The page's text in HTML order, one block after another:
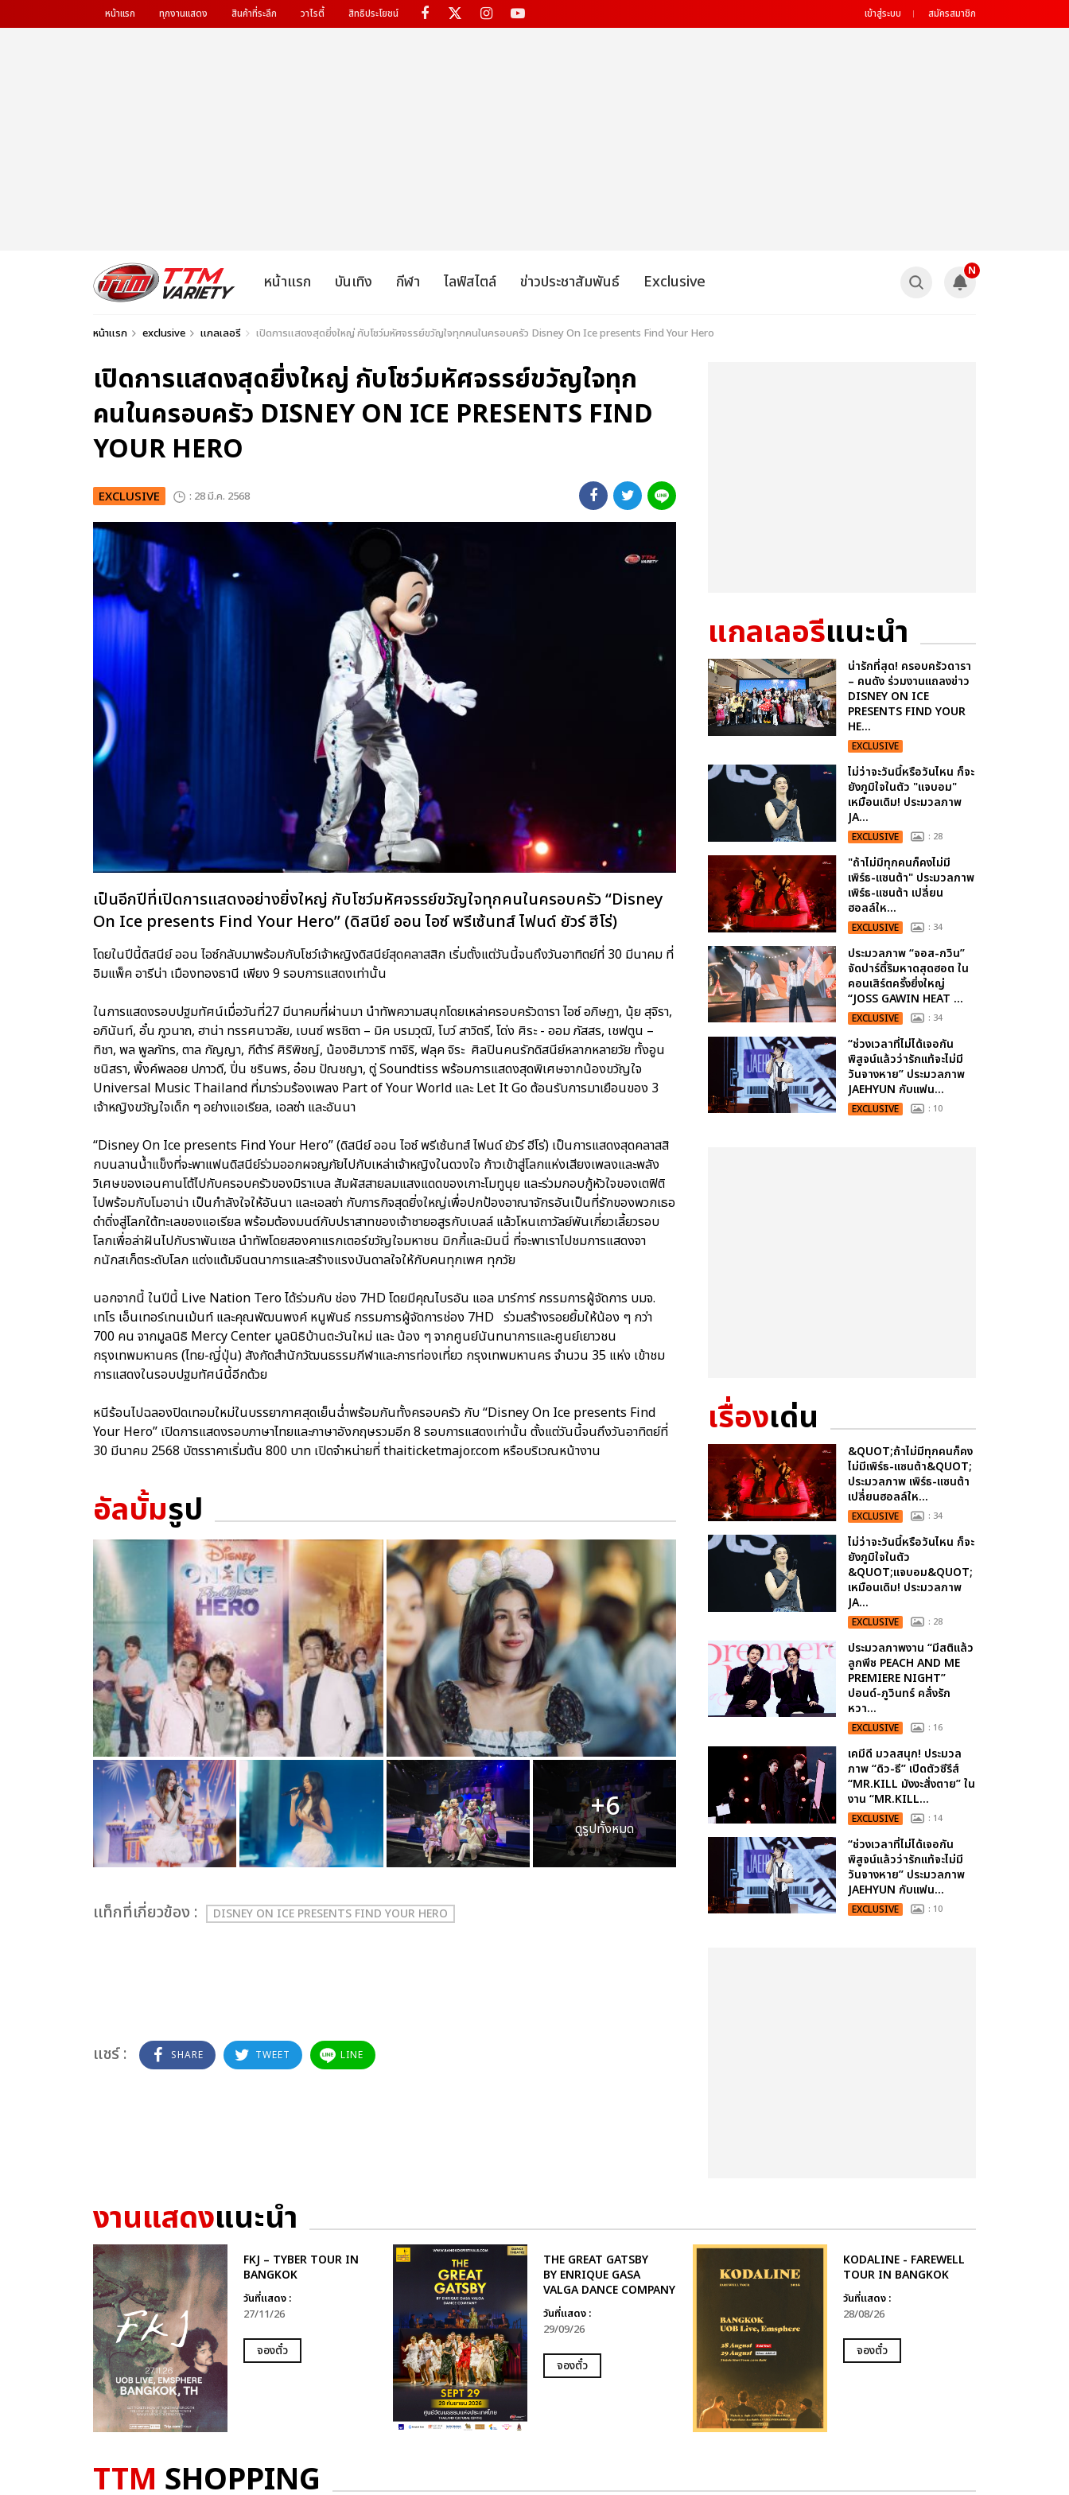
หน้าแรก ทุกงานแสดง สินค้าที่ระลึก วาไรตี้ สิทธิประโยชน์ เข้าสู่ระบบ สมัครสมาชิก
หน้าแรก บันเทิง กีฬา ไลฟ์สไตล์ ข่าวประชาสัมพันธ์ Exclusive
N
หน้าแรก exclusive แกลเลอรี เปิดการแสดงสุดยิ่งใหญ่ กับโชว์มหัศจรรย์ขวัญใจทุกคนในครอบครัว Disney On Ice presents Find Your Hero
เปิดการแสดงสุดยิ่งใหญ่ กับโชว์มหัศจรรย์ขวัญใจทุก
คนในครอบครัว DISNEY ON ICE PRESENTS FIND
YOUR HERO
EXCLUSIVE : 28 มี.ค. 2568
เป็นอีกปีที่เปิดการแสดงอย่างยิ่งใหญ่ กับโชว์มหัศจรรย์ขวัญใจทุกคนในครอบครัว “Disney
On Ice presents Find Your Hero” (ดิสนีย์ ออน ไอซ์ พรีเซ้นทส์ ไฟนด์ ยัวร์ ฮีโร่)
โดยในปีนี้ดิสนีย์ ออน ไอซ์กลับมาพร้อมกับโชว์เจ้าหญิงดิสนีย์สุดคลาสสิก เริ่มตั้งแต่วันนี้จนถึงวันอาทิตย์ที่ 30 มีนาคม ที่
อิมแพ็ค อารีน่า เมืองทองธานี เพียง 9 รอบการแสดงเท่านั้น
ในการแสดงรอบปฐมทัศน์เมื่อวันที่27 มีนาคมที่ผ่านมา นำทัพความสนุกโดยเหล่าครอบครัวดารา ไอซ์ อภิษฎา, นุ้ย สุจิรา,
อภินันท์, อั๋น ภูวนาถ, ฮาน่า ทรรศนาวลัย, เบนซ์ พรชิตา – มิค บรมวุฒิ, โบว์ สาวิตรี, โด่ง ศิระ - ออม ภัสสร, เชฟตูน –
ทิชา, พล พูลภัทร, ตาล กัญญา, กีต้าร์ ศิริพิชญ์, น้องฮิมาวาริ ทาจิริ, ฟลุค จิระ ศิลปินคนรักดิสนีย์หลากหลายวัย ทั้งอูน
ชนิสรา, พิ้งค์พลอย ปภาวดี, ปิ่น ชรินพร, อ๋อม ปัณชญา, ตู่ Soundtiss พร้อมการแสดงสุดพิเศษจากน้องขวัญใจ
Universal Music Thailand ที่มาร่วมร้องเพลง Part of Your World และ Let It Go ต้อนรับการมาเยือนของ 3
เจ้าหญิงขวัญใจเด็ก ๆ อย่างแอเรียล, เอลซ่า และอันนา
“Disney On Ice presents Find Your Hero” (ดิสนีย์ ออน ไอซ์ พรีเซ้นทส์ ไฟนด์ ยัวร์ ฮีโร่) เป็นการแสดงสุดคลาสสิ
กบนลานน้ำแข็งที่จะพาแฟนดิสนีย์ร่วมออกผจญภัยไปกับเหล่าเจ้าหญิงในดวงใจ ก้าวเข้าสู่โลกแห่งเสียงเพลงและพลัง
วิเศษของเอนคานโต้ไปกับครอบครัวของมิราเบล สัมผัสสายลมแสงแดดของเกาะโมทูนุย และร่วมกอบกู้หัวใจของเตฟิติ
ไปพร้อมกับโมอาน่า เป็นกำลังใจให้อันนา และเอลซ่า กับภารกิจสุดยิ่งใหญ่เพื่อปกป้องอาณาจักรอันเป็นที่รักของพวกเธอ
ดำดิ่งสู่โลกใต้ทะเลของแอเรียล พร้อมต้องมนต์กับปราสาทของเจ้าชายอสูรกับเบลล์ แล้วโหนเถาวัลย์พันเกี่ยวเลี้ยวรอบ
โลกเพื่อล่าฝันไปกับราพันเซล นำทัพโดยสองคาแรกเตอร์ขวัญใจมหาชน มิกกี้และมินนี่ ที่จะพาเราไปชมการแสดงจา
กนักสเก็ตระดับโลก แต่งแต้มจินตนาการและสร้างแรงบันดาลใจให้กับคนทุกเพศ ทุกวัย
นอกจากนี้ ในปีนี้ Live Nation Tero ได้ร่วมกับ ช่อง 7HD โดยมีคุณไบรอัน แอล มาร์การ์ กรรมการผู้จัดการ บมจ.
เทโร เอ็นเทอร์เทนเม้นท์ และคุณพัฒนพงค์ หนูพันธ์ กรรมการผู้จัดการช่อง 7HD ร่วมสร้างรอยยิ้มให้น้อง ๆ กว่า
700 คน จากมูลนิธิ Mercy Center มูลนิธิบ้านตะวันใหม่ และ น้อง ๆ จากศูนย์นันทนาการและศูนย์เยาวชน
กรุงเทพมหานคร (ไทย-ญี่ปุ่น) สังกัดสำนักวัฒนธรรมกีฬาและการท่องเที่ยว กรุงเทพมหานคร จำนวน 35 แห่ง เข้าชม
การแสดงในรอบปฐมทัศน์นี้อีกด้วย
หนีร้อนไปฉลองปิดเทอมใหม่ในบรรยากาศสุดเย็นฉ่ำพร้อมกันทั้งครอบครัว กับ “Disney On Ice presents Find
Your Hero” เปิดการแสดงรอบภาษาไทยและภาษาอังกฤษรวมอีก 8 รอบการแสดงเท่านั้น ตั้งแต่วันนี้จนถึงวันอาทิตย์ที่
30 มีนาคม 2568 บัตรราคาเริ่มต้น 800 บาท เปิดจำหน่ายที่ thaiticketmajor.com หรือบริเวณหน้างาน
อัลบั้มรูป
+6
ดูรูปทั้งหมด
เเท็กที่เกี่ยวข้อง : DISNEY ON ICE PRESENTS FIND YOUR HERO
แชร์ : SHARE TWEET LINE
แกลเลอรีแนะนำ
น่ารักที่สุด! ครอบครัวดารา
– คนดัง ร่วมงานแถลงข่าว
DISNEY ON ICE
PRESENTS FIND YOUR
HE...
EXCLUSIVE
ไม่ว่าจะวันนี้หรือวันไหน ก็จะ
ยังภูมิใจในตัว "แจบอม"
เหมือนเดิม! ประมวลภาพ
JA...
EXCLUSIVE : 28
"ถ้าไม่มีทุกคนก็คงไม่มี
เพิร์ธ-แซนต้า" ประมวลภาพ
เพิร์ธ-แซนต้า เปลี่ยน
ฮอลล์ให...
EXCLUSIVE : 34
ประมวลภาพ “จอส-กวิน”
จัดปาร์ตี้ริมหาดสุดฮอต ใน
คอนเสิร์ตครั้งยิ่งใหญ่
“JOSS GAWIN HEAT ...
EXCLUSIVE : 34
“ช่วงเวลาที่ไม่ได้เจอกัน
พิสูจน์แล้วว่ารักแท้จะไม่มี
วันจางหาย” ประมวลภาพ
JAEHYUN กับแฟน...
EXCLUSIVE : 10
เรื่องเด่น
&QUOT;ถ้าไม่มีทุกคนก็คง
ไม่มีเพิร์ธ-แซนต้า&QUOT;
ประมวลภาพ เพิร์ธ-แซนต้า
เปลี่ยนฮอลล์ให...
EXCLUSIVE : 34
ไม่ว่าจะวันนี้หรือวันไหน ก็จะ
ยังภูมิใจในตัว
&QUOT;แจบอม&QUOT;
เหมือนเดิม! ประมวลภาพ
JA...
EXCLUSIVE : 28
ประมวลภาพงาน “มีสติแล้ว
ลูกพีช PEACH AND ME
PREMIERE NIGHT”
ปอนด์-ภูวินทร์ คลั่งรัก
หวา...
EXCLUSIVE : 16
เคมีดี มวลสนุก! ประมวล
ภาพ “ดิว-ธี” เปิดตัวซีรีส์
“MR.KILL มังงะสั่งตาย” ใน
งาน “MR.KILL...
EXCLUSIVE : 14
“ช่วงเวลาที่ไม่ได้เจอกัน
พิสูจน์แล้วว่ารักแท้จะไม่มี
วันจางหาย” ประมวลภาพ
JAEHYUN กับแฟน...
EXCLUSIVE : 10
งานแสดงแนะนำ
FKJ – TYBER TOUR IN
BANGKOK
วันที่แสดง :
27/11/26
จองตั๋ว
THE GREAT GATSBY
BY ENRIQUE GASA
VALGA DANCE COMPANY
วันที่แสดง :
29/09/26
จองตั๋ว
KODALINE - FAREWELL
TOUR IN BANGKOK
วันที่แสดง :
28/08/26
จองตั๋ว
TTM SHOPPING